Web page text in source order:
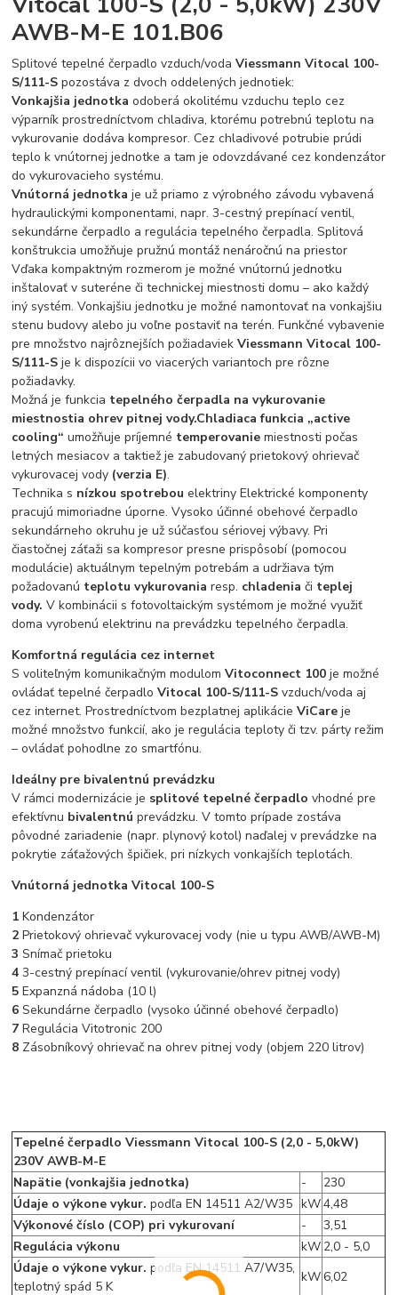
AWB-M-E 101.B06
Splitové tepelné čerpadlo vzduch/vodaViessmann Vitocal 100-
S/111-S pozostáva z dvoch oddelených jednotiek:
Vonkajšia jednotka odoberá okolitému vzduchu teplo cez
výparník prostredníctvom chladiva, ktorému potrebnú teplotu na
vykurovanie dodáva kompresor. Cez chladivové potrubie prúdi
teplo k vnútornej jednotke a tam je odovzdávané cez kondenzátor
do vykurovacieho systému.
Vnútorná jednotka je už priamo z výrobného závodu vybavená
hydraulickými komponentami, napr. 3-cestný prepínací ventil,
sekundárne čerpadlo a regulácia tepelného čerpadla. Splitová
konštrukcia umožňuje pružnú montáž nenáročnú na priestor
Vďaka kompaktným rozmerom je možné vnútornú jednotku
inštalovať v suteréne či technickej miestnosti domu – ako každý
iný systém. Vonkajšiu jednotku je možné namontovať na vonkajšiu
stenu budovy alebo ju voľne postaviť na terén. Funkčné vybavenie
pre množstvo najrôznejších požiadaviekViessmann Vitocal 100-
S/111-S je k dispozícii vo viacerých variantoch pre rôzne
požiadavky.
Možná je funkcia tepelného čerpadla na vykurovanie
miestnostia ohrev pitnej vody.Chladiaca funkcia „active
cooling“ umožňuje príjemné temperovanie miestnosti počas
letných mesiacov a taktiež je zabudovaný prietokový ohrievač
vykurovacej vody (verzia E).
Technika s nízkou spotrebou elektriny Elektrické komponenty
pracujú mimoriadne úporne. Vysoko účinné obehové čerpadlo
sekundárneho okruhu je už súčasťou sériovej výbavy. Pri
čiastočnej záťaži sa kompresor presne prispôsobí (pomocou
modulácie) aktuálnym tepelným potrebám a udržiava tým
požadovanú teplotu vykurovania resp. chladenia či teplej
vody. V kombinácii s fotovoltaickým systémom je možné využiť
doma vyrobenú elektrinu na prevádzku tepelného čerpadla.
Komfortná regulácia cez internet
S voliteľným komunikačným modulomVitoconnect 100je možné
ovládať tepelné čerpadloVitocal 100-S/111-S vzduch/voda aj
cez internet. Prostredníctvom bezplatnej aplikácieViCareje
možné množstvo funkcií, ako je regulácia teploty či tzv. párty režim
– ovládať pohodlne zo smartfónu.
Ideálny pre bivalentnú prevádzku
V rámci modernizácie je splitové tepelné čerpadlo vhodné pre
efektívnu bivalentnú prevádzku. V tomto prípade zostáva
pôvodné zariadenie (napr. plynový kotol) naďalej v prevádzke na
pokrytie záťažových špičiek, pri nízkych vonkajších teplotách.
Vnútorná jednotka Vitocal 100-S
1Kondenzátor
2Prietokový ohrievač vykurovacej vody (nie u typu AWB/AWB-M)
3 Snímač prietoku
43-cestný prepínací ventil (vykurovanie/ohrev pitnej vody)
5Expanzná nádoba (10 l)
6Sekundárne čerpadlo (vysoko účinné obehové čerpadlo)
7Regulácia Vitotronic 200
8 Zásobníkový ohrievač na ohrev pitnej vody (objem 220 litrov)
Tepelné čerpadlo Viessmann Vitocal 100-S (2,0 - 5,0kW)
230V AWB-M-E
Napätie (vonkajšia jednotka)
-
230
Údaje o výkone vykur.podľa EN 14511 A2/W35 kW4,48
Výkonové číslo (COP) pri vykurovaní
-
3,51
Regulácia výkonu
kW 2,0 - 5,0
Údaje o výkone vykur. podľa EN 14511 A7/W35,
teplotný spád 5 K
kW6,02